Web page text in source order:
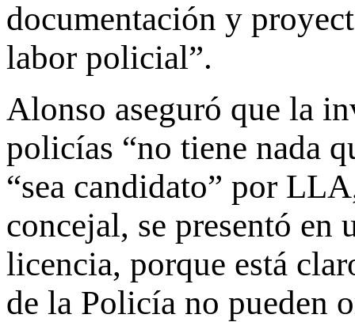
documentación y
labor policial”.
Alonso aseguró que la
policías “no tiene nada
“sea candidato” por
concejal, se presentó
licencia, porque está
de la Policía no pueden